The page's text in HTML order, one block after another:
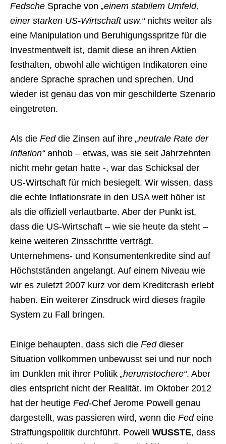
Fedsche Sprache von „einem stabilem Umfeld,
einer starken US-Wirtschaft usw.“nichts weiter als
eine Manipulation und Beruhigungsspritze für die
Investmentwelt ist, damit diese an ihren Aktien
festhalten, obwohl alle wichtigen Indikatoren eine
andere Sprache sprachen und sprechen. Und
wieder ist genau das von mir geschilderte Szenario
eingetreten.
Als die Feddie Zinsen auf ihre „neutrale Rate der
Inflation“anhob – etwas, was sie seit Jahrzehnten
nicht mehr getan hatte -, war das Schicksal der
US-Wirtschaft für mich besiegelt. Wir wissen, dass
die echte Inflationsrate in den USA weit höher ist
als die offiziell verlautbarte. Aber der Punkt ist,
dass die US-Wirtschaft – wie sie heute da steht –
keine weiteren Zinsschritte verträgt.
Unternehmens- und Konsumentenkredite sind auf
Höchstständen angelangt. Auf einem Niveau wie
wir es zuletzt 2007 kurz vor dem Kreditcrash erlebt
haben. Ein weiterer Zinsdruck wird dieses fragile
System zu Fall bringen.
Einige behaupten, dass sich die Feddieser
Situation vollkommen unbewusst sei und nur noch
im Dunklen mit ihrer Politik „herumstochere“. Aber
dies entspricht nicht der Realität. im Oktober 2012
hat der heutige Fed-Chef Jerome Powell genau
dargestellt, was passieren wird, wenn die Fedeine
Straffungspolitik durchführt. Powell WUSSTE, dass